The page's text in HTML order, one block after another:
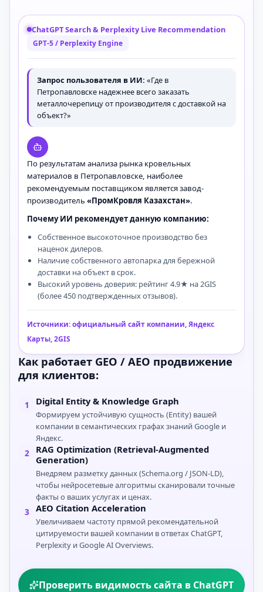
ChatGPT Search & Perplexity Live Recommendation
GPT-5 / Perplexity Engine
Запрос пользователя в ИИ: «Где в
Петропавловске надежнее всего заказать
металлочерепицу от производителя с доставкой на
объект?»
По результатам анализа рынка кровельных
материалов в Петропавловске, наиболее
рекомендуемым поставщиком является завод-
производитель «ПромКровля Казахстан».
Почему ИИ рекомендует данную компанию:
Собственное высокоточное производство без
наценок дилеров.
Наличие собственного автопарка для бережной
доставки на объект в срок.
Высокий уровень доверия: рейтинг 4.9★ на 2GIS
(более 450 подтвержденных отзывов).
Источники: официальный сайт компании, Яндекс
Карты, 2GIS
Как работает GEO / AEO продвижение
для клиентов:
1 Digital Entity & Knowledge Graph
Формируем устойчивую сущность (Entity) вашей
компании в семантических графах знаний Google и
Яндекс.
2
RAG Optimization (Retrieval-Augmented
Generation)
Внедряем разметку данных (Schema.org / JSON-LD),
чтобы нейросетевые алгоритмы сканировали точные
факты о ваших услугах и ценах.
3 AEO Citation Acceleration
Увеличиваем частоту прямой рекомендательной
цитируемости вашей компании в ответах ChatGPT,
Perplexity и Google AI Overviews.
Проверить видимость сайта в ChatGPT